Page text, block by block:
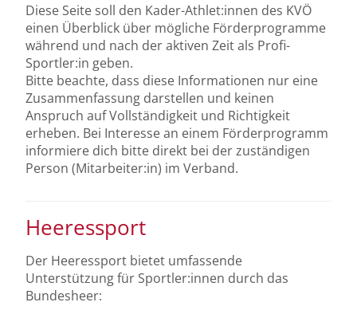
Diese Seite soll den Kader-Athlet:innen des KVÖ
einen Überblick über mögliche Förderprogramme
während und nach der aktiven Zeit als Profi-
Sportler:in geben.
Bitte beachte, dass diese Informationen nur eine
Zusammenfassung darstellen und keinen
Anspruch auf Vollständigkeit und Richtigkeit
erheben. Bei Interesse an einem Förderprogramm
informiere dich bitte direkt bei der zuständigen
Person (Mitarbeiter:in) im Verband.
Heeressport
Der Heeressport bietet umfassende
Unterstützung für Sportler:innen durch das
Bundesheer: